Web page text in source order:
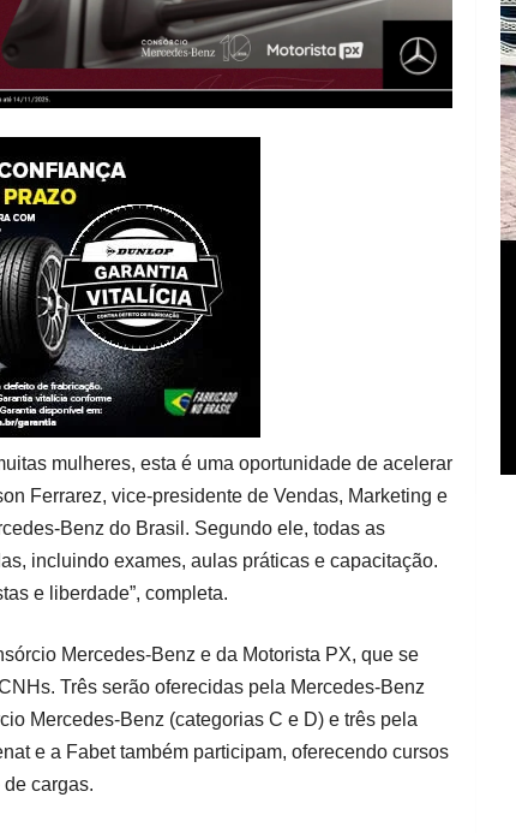
mulheres, esta é uma oportunidade de acelerar
Ferrarez, vice-presidente de Vendas, Marketing e
Benz do Brasil. Segundo ele, todas as
incluindo exames, aulas práticas e capacitação.
e liberdade”, completa.
Mercedes-Benz e da Motorista PX, que se
Três serão oferecidas pela Mercedes-Benz
Mercedes-Benz (categorias C e D) e três pela
e a Fabet também participam, oferecendo cursos
cargas.